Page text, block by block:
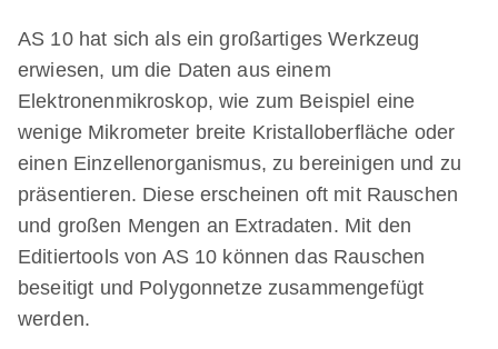
AS 10 hat sich als ein großartiges Werkzeug
erwiesen, um die Daten aus einem
Elektronenmikroskop, wie zum Beispiel eine
wenige Mikrometer breite Kristalloberfläche oder
einen Einzellenorganismus, zu bereinigen und zu
präsentieren. Diese erscheinen oft mit Rauschen
und großen Mengen an Extradaten. Mit den
Editiertools von AS 10 können das Rauschen
beseitigt und Polygonnetze zusammengefügt
werden.